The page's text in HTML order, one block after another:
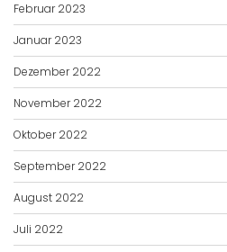
Februar 2023
Januar 2023
Dezember 2022
November 2022
Oktober 2022
September 2022
August 2022
Juli 2022